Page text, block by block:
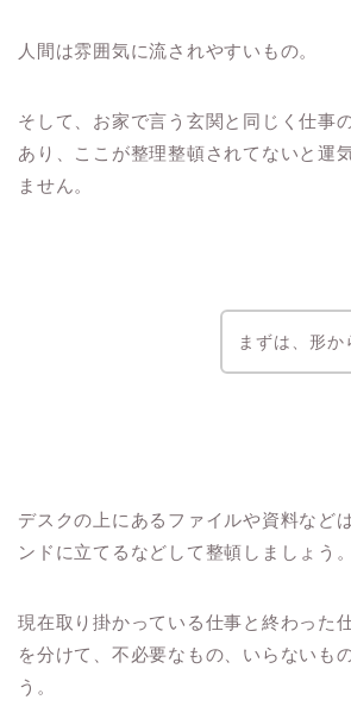
人間は雰囲気に流されやすいもの。
そして、お家で言う玄関と同じく仕事
あり、ここが整理整頓されてないと運
ません。
まずは、形か
デスクの上にあるファイルや資料など
ンドに立てるなどして整頓しましょう。
現在取り掛かっている仕事と終わった
を分けて、不必要なもの、いらないも
う。